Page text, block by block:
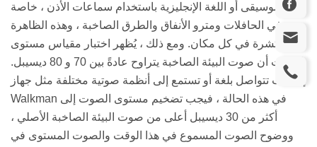
إلى الموسيقى أو اللغة الإنجليزية باستخدام سماعات الأذن ، خاصة
في الحافلات ومترو الأنفاق والطرق الصاخبة ، وهذه الظاهرة
منتشرة في كل مكان. ومع ذلك ، يُظهر اختبار مقياس مستوى
الصوت أن صوت البيئة الصاخبة يتراوح عادةً بين 70 و 80 ديسيبل.
إذا كنت تتواصل بلغة أو تستمع إلى أنظمة صوتية مختلفة مثل جهاز
Walkman في هذه الحالة ، فيجب تضخيم مستوى الصوت إلى
أكثر من 30 ديسيبل أعلى من صوت البيئة الصاخبة الأصلي ،
ووضوح الصوت المسموع في هذا الوقت والصوت المستوى في